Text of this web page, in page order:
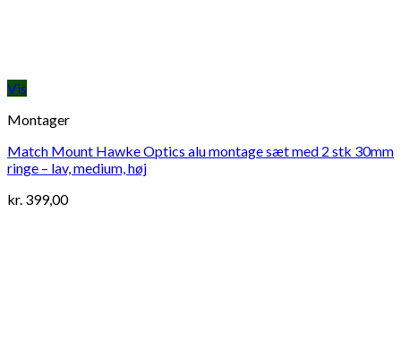
Vis
Montager
Match Mount Hawke Optics alu montage sæt med 2 stk 30mm
ringe – lav, medium, høj
kr. 399,00